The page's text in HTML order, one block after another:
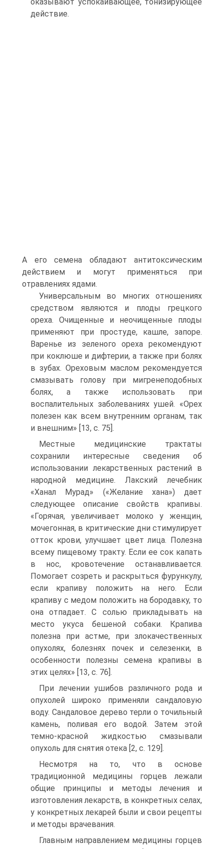
действие.
А его семена обладают антитоксическим
действием и могут применяться при
отравлениях ядами.
Универсальным во многих отношениях
средством являются и плоды грецкого
ореха. Очищенные и неочищенные плоды
применяют при простуде, кашле, запоре.
Варенье из зеленого ореха рекомендуют
при коклюше и дифтерии, а также при болях
в зубах. Ореховым маслом рекомендуется
смазывать голову при мигренеподобных
болях, а также использовать при
воспалительных заболеваниях ушей. «Орех
полезен как всем внутренним органам, так
и внешним» [13, c. 75].
Местные медицинские трактаты
сохранили интересные сведения об
использовании лекарственных растений в
народной медицине. Лакский лечебник
«Ханал Мурад» («Желание хана») дает
следующее описание свойств крапивы.
«Горячая, увеличивает молоко у женщин,
мочегонная, в критические дни стимулирует
отток крови, улучшает цвет лица. Полезна
всему пищевому тракту. Если ее сок капать
в нос, кровотечение останавливается.
Помогает созреть и раскрыться фурункулу,
если крапиву положить на него. Если
крапиву с медом положить на бородавку, то
она отпадает. С солью прикладывать на
место укуса бешеной собаки. Крапива
полезна при астме, при злокачественных
опухолях, болезнях почек и селезенки, в
особенности полезны семена крапивы в
этих целях» [13, с. 76].
При лечении ушибов различного рода и
опухолей широко применяли сандаловую
воду. Сандаловое дерево терли о точильный
камень, поливая его водой. Затем этой
темно-красной жидкостью смазывали
опухоль для снятия отека [2, c. 129].
Несмотря на то, что в основе
традиционной медицины горцев лежали
общие принципы и методы лечения и
изготовления лекарств, в конкретных селах,
у конкретных лекарей были и свои рецепты
и методы врачевания.
Главным направлением медицины горцев